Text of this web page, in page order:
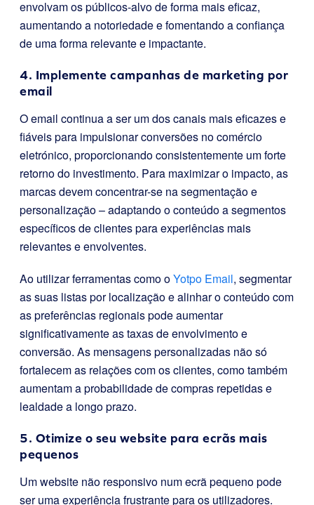
envolvam os públicos-alvo de forma mais eficaz,
aumentando a notoriedade e fomentando a confiança
de uma forma relevante e impactante.
4. Implemente campanhas de marketing por
email
O email continua a ser um dos canais mais eficazes e
fiáveis para impulsionar conversões no comércio
eletrónico, proporcionando consistentemente um forte
retorno do investimento. Para maximizar o impacto, as
marcas devem concentrar-se na segmentação e
personalização – adaptando o conteúdo a segmentos
específicos de clientes para experiências mais
relevantes e envolventes.
Ao utilizar ferramentas como oYotpo Email, segmentar
as suas listas por localização e alinhar o conteúdo com
as preferências regionais pode aumentar
significativamente as taxas de envolvimento e
conversão. As mensagens personalizadas não só
fortalecem as relações com os clientes, como também
aumentam a probabilidade de compras repetidas e
lealdade a longo prazo.
5. Otimize o seu website para ecrãs mais
pequenos
Um website não responsivo num ecrã pequeno pode
ser uma experiência frustrante para os utilizadores.